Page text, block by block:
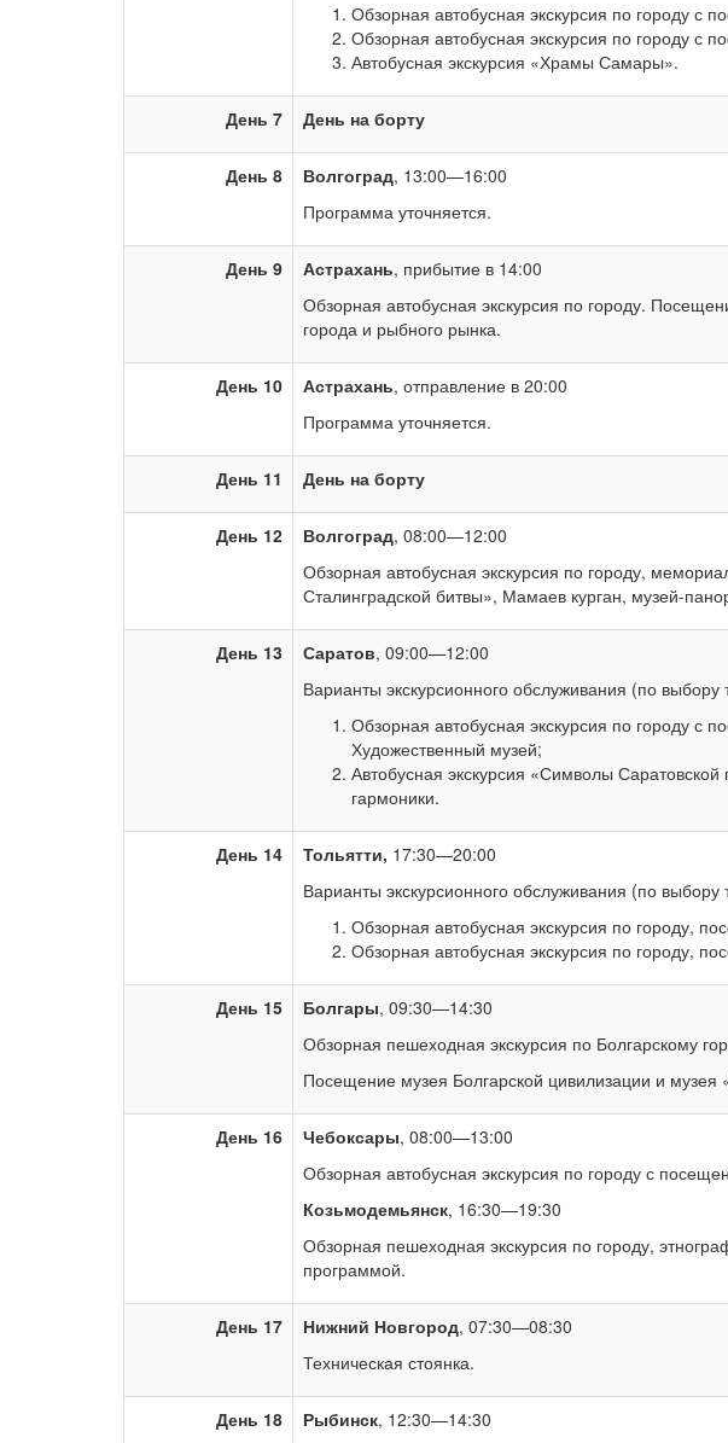
Обзорная автобусная экскурсия по городу с
Обзорная автобусная экскурсия по городу с
Автобусная экскурсия «Храмы Самары».
День 7 День на борту
День 8 Волгоград, 13:00—16:00
Программа уточняется.
День 9 Астрахань, прибытие в 14:00
Обзорная автобусная экскурсия по городу.
города и рыбного рынка.
День 10 Астрахань, отправление в 20:00
Программа уточняется.
День 11 День на борту
День 12 Волгоград, 08:00—12:00
Обзорная автобусная экскурсия по городу,
Сталинградской битвы», Мамаев курган, музей-
День 13 Саратов, 09:00—12:00
Варианты экскурсионного обслуживания (по выбору
Обзорная автобусная экскурсия по городу с
Художественный музей;
Автобусная экскурсия «Символы
гармоники.
День 14 Тольятти, 17:30—20:00
Варианты экскурсионного обслуживания (по выбору
Обзорная автобусная экскурсия по городу,
Обзорная автобусная экскурсия по городу,
День 15 Болгары, 09:30—14:30
Обзорная пешеходная экскурсия по Болгарскому
Посещение музея Болгарской цивилизации и музея
День 16 Чебоксары, 08:00—13:00
Обзорная автобусная экскурсия по городу с
Козьмодемьянск, 16:30—19:30
Обзорная пешеходная экскурсия по городу,
программой.
День 17 Нижний Новгород, 07:30—08:30
Техническая стоянка.
День 18 Рыбинск, 12:30—14:30